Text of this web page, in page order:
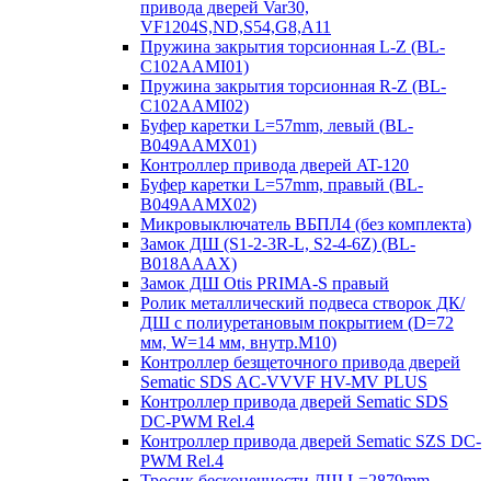
привода дверей Var30,
VF1204S,ND,S54,G8,A11
Пружина закрытия торсионная L-Z (BL-
C102AAMI01)
Пружина закрытия торсионная R-Z (BL-
C102AAMI02)
Буфер каретки L=57mm, левый (BL-
B049AAMX01)
Контроллер привода дверей AT-120
Буфер каретки L=57mm, правый (BL-
B049AAMX02)
Микровыключатель ВБПЛ4 (без комплекта)
Замок ДШ (S1-2-3R-L, S2-4-6Z) (BL-
B018AAAX)
Замок ДШ Otis PRIMA-S правый
Ролик металлический подвеса створок ДК/
ДШ с полиуретановым покрытием (D=72
мм, W=14 мм, внутр.М10)
Контроллер безщеточного привода дверей
Sematiс SDS AC-VVVF HV-MV PLUS
Контроллер привода дверей Sematic SDS
DC-PWM Rel.4
Контроллер привода дверей Sematic SZS DC-
PWM Rel.4